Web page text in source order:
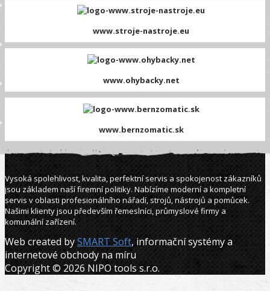
www.stroje-nastroje.eu
www.ohybacky.net
www.bernzomatic.sk
Vysoká spolehlivost, kvalita, perfektní servis a spokojenost zákazníků
jsou základem naší firemní politiky. Nabízíme moderní a kompletní
servis v oblasti profesionálního nářadí, strojů, nástrojů a pomůcek.
Našimi klienty jsou především řemeslníci, průmyslové firmy a
komunální zařízení.
Web created bySMART Soft, informační systémy a
internetové obchody na míru
Copyright © 2026 NIPO tools s.r.o.